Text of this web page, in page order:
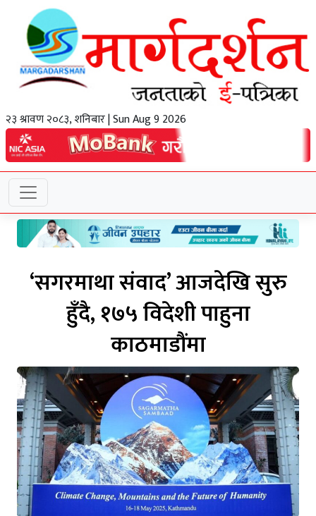
२३ श्रावण २०८३, शनिबार | Sun Aug 9 2026
‘सगरमाथा संवाद’ आजदेखि सुरु
हुँदै, १७५ विदेशी पाहुना
काठमाडौंमा